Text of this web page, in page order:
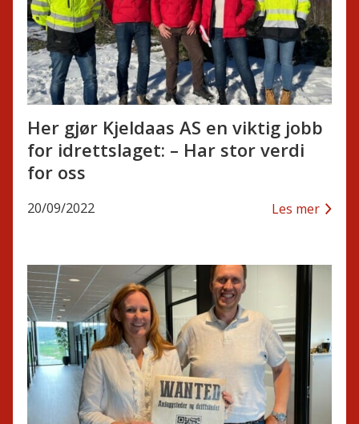
Her gjør Kjeldaas AS en viktig jobb
for idrettslaget: – Har stor verdi
for oss
20/09/2022 Les mer